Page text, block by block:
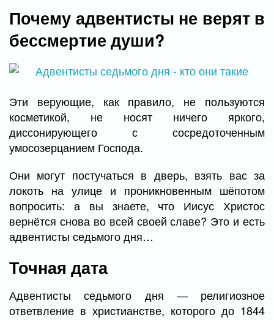
Почему адвентисты не верят в
бессмертие души?
Эти верующие, как правило, не пользуются
косметикой, не носят ничего яркого,
диссонирующего с сосредоточенным
умосозерцанием Господа.
Они могут постучаться в дверь, взять вас за
локоть на улице и проникновенным шёпотом
вопросить: а вы знаете, что Иисус Христос
вернётся снова во всей своей славе? Это и есть
адвентисты седьмого дня…
Точная дата
Адвентисты седьмого дня — религиозное
ответвление в христианстве, которого до 1844